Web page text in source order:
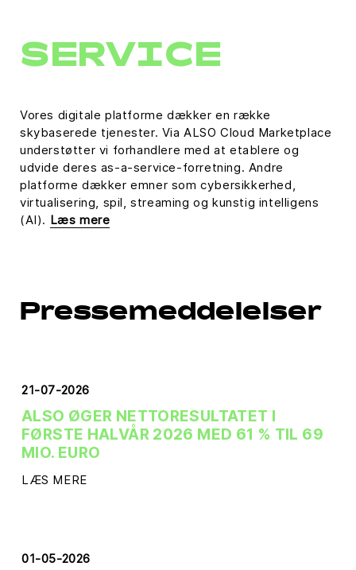
SERVICE
Vores digitale platforme dækker en række
skybaserede tjenester. Via ALSO Cloud Marketplace
understøtter vi forhandlere med at etablere og
udvide deres as-a-service-forretning. Andre
platforme dækker emner som cybersikkerhed,
virtualisering, spil, streaming og kunstig intelligens
(AI). Læs mere
Pressemeddelelser
21-07-2026
ALSO ØGER NETTORESULTATET I
FØRSTE HALVÅR 2026 MED 61 % TIL 69
MIO. EURO
LÆS MERE
01-05-2026